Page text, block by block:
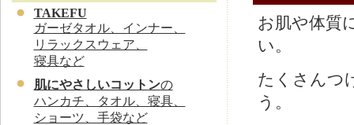
TAKEFU
ガーゼタオル、インナー、
リラックスウェア、
寝具など
肌にやさしいコットンの
ハンカチ、タオル、寝具、
ショーツ、手袋など
お肌や体質
い。
たくさんつ
う。